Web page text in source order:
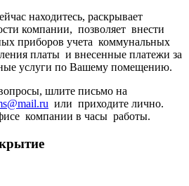
находитесь, раскрывает
компании, позволяет внести
приборов учета коммунальных
платы и внесенные платежи за
услуги по Вашему помещению.
шлите письмо на
или приходите лично.
компании в часы работы.